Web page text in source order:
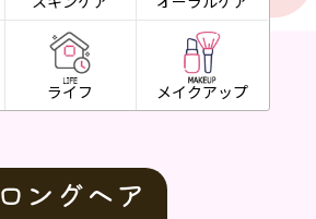
ライフ メイクアップ
ロングヘア